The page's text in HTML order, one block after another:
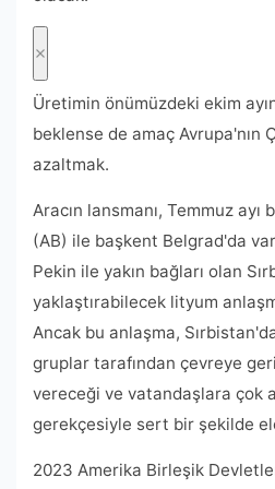
Üretimin önümüzdeki ekim
beklense de amaç Avrupa'nın
azaltmak.
Aracın lansmanı, Temmuz ayı
(AB) ile başkent Belgrad'da
Pekin ile yakın bağları olan
yaklaştırabilecek lityum
Ancak bu anlaşma,
gruplar tarafından çevreye
vereceği ve vatandaşlara çok
gerekçesiyle sert bir şekilde
2023 Amerika Birleşik